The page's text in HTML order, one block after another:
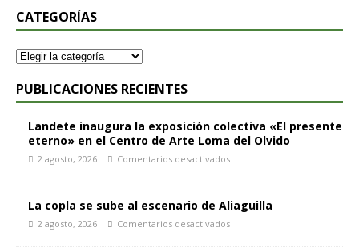
CATEGORÍAS
PUBLICACIONES RECIENTES
Landete inaugura la exposición colectiva «El presente
eterno» en el Centro de Arte Loma del Olvido
2 agosto, 2026 Comentarios desactivados
La copla se sube al escenario de Aliaguilla
2 agosto, 2026 Comentarios desactivados